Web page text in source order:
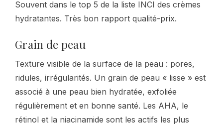
Souvent dans le top 5 de la liste INCI des crèmes
hydratantes. Très bon rapport qualité-prix.
Grain de peau
Texture visible de la surface de la peau : pores,
ridules, irrégularités. Un grain de peau « lisse » est
associé à une peau bien hydratée, exfoliée
régulièrement et en bonne santé. Les AHA, le
rétinol et la niacinamide sont les actifs les plus